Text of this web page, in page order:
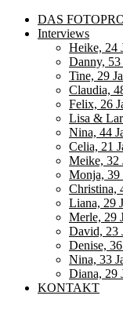
DAS
Interviews
Heike, 24
Danny, 53
Tine, 29
Claudia,
Felix, 26
Lisa &
Nina, 44
Celia, 21
Meike, 32
Monja, 39
Christina,
Liana, 29
Merle, 29
David, 23
Denise,
Nina, 33
Diana, 29
KONTAKT